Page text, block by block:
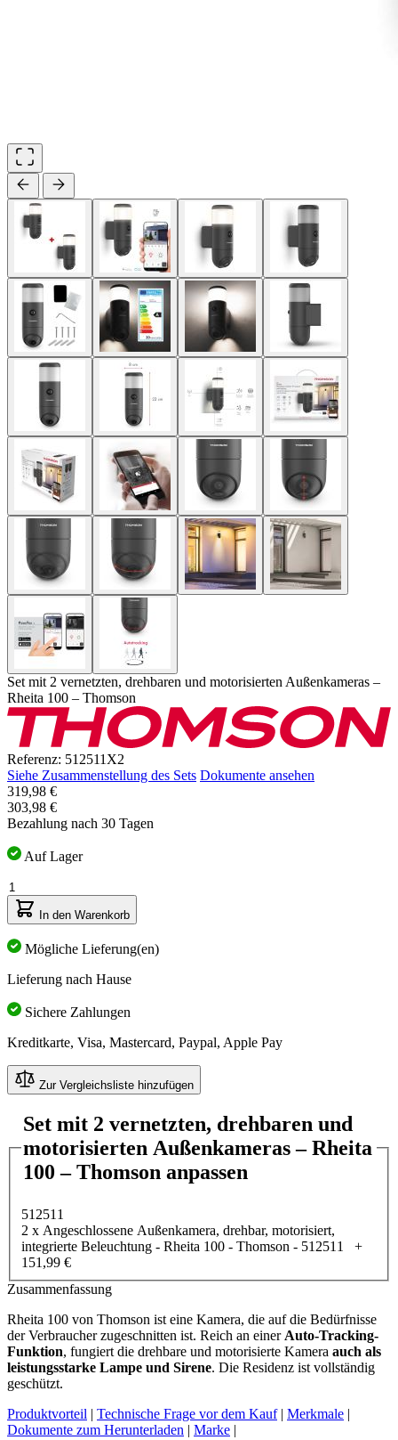
Set mit 2 vernetzten, drehbaren und motorisierten Außenkameras –
Rheita 100 – Thomson
Referenz: 512511X2
Siehe Zusammenstellung des Sets Dokumente ansehen
Der
Preis
hängt
den
Optionen
ab
303,98 €
319,98 €
Bezahlung nach 30 Tagen
Auf Lager
Menge
In den Warenkorb
Mögliche Lieferung(en)
Lieferung nach Hause
Sichere Zahlungen
Kreditkarte, Visa, Mastercard, Paypal, Apple Pay
Zur Vergleichsliste hinzufügen
Set mit 2 vernetzten, drehbaren und
motorisierten Außenkameras – Rheita
100 – Thomson anpassen
512511
2 x Angeschlossene Außenkamera, drehbar, motorisiert,
integrierte Beleuchtung - Rheita 100 - Thomson - 512511
+
151,99 €
Zusammenfassung
Rheita 100 von Thomson ist eine Kamera, die auf die Bedürfnisse
der Verbraucher zugeschnitten ist. Reich an einer Auto-Tracking-
Funktion, fungiert die drehbare und motorisierte Kamera auch als
leistungsstarke Lampe und Sirene. Die Residenz ist vollständig
geschützt.
Produktvorteil | Technische Frage vor dem Kauf | Merkmale |
Dokumente zum Herunterladen | Marke |